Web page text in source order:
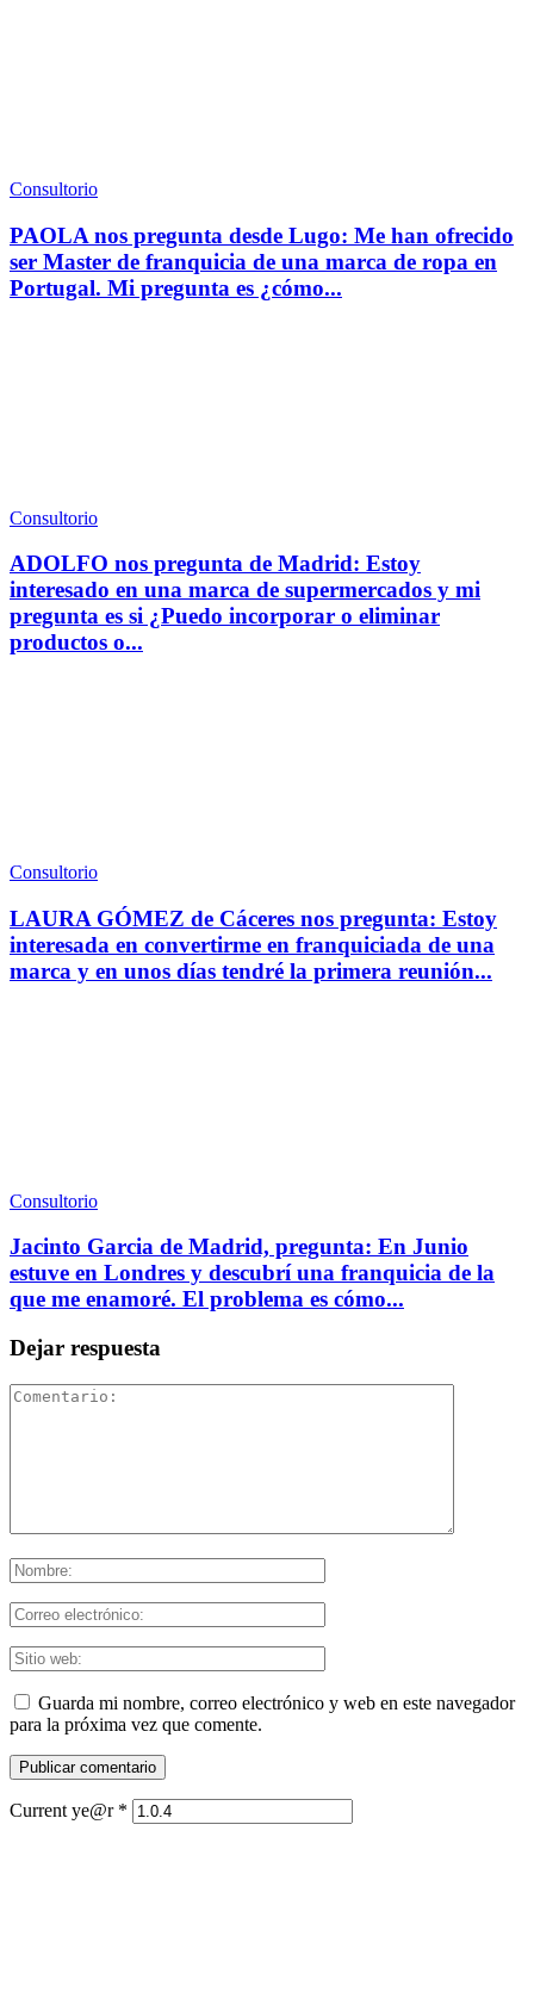
Consultorio
PAOLA nos pregunta desde Lugo: Me han ofrecido
ser Master de franquicia de una marca de ropa en
Portugal. Mi pregunta es ¿cómo...
Consultorio
ADOLFO nos pregunta de Madrid: Estoy
interesado en una marca de supermercados y mi
pregunta es si ¿Puedo incorporar o eliminar
productos o...
Consultorio
LAURA GÓMEZ de Cáceres nos pregunta: Estoy
interesada en convertirme en franquiciada de una
marca y en unos días tendré la primera reunión...
Consultorio
Jacinto Garcia de Madrid, pregunta: En Junio
estuve en Londres y descubrí una franquicia de la
que me enamoré. El problema es cómo...
Dejar respuesta
Guarda mi nombre, correo electrónico y web en este navegador
para la próxima vez que comente.
Current ye@r *